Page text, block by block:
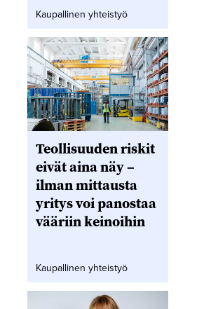
Kaupallinen yhteistyö
Teollisuuden riskit
eivät aina näy –
ilman mittausta
yritys voi panostaa
vääriin keinoihin
Kaupallinen yhteistyö